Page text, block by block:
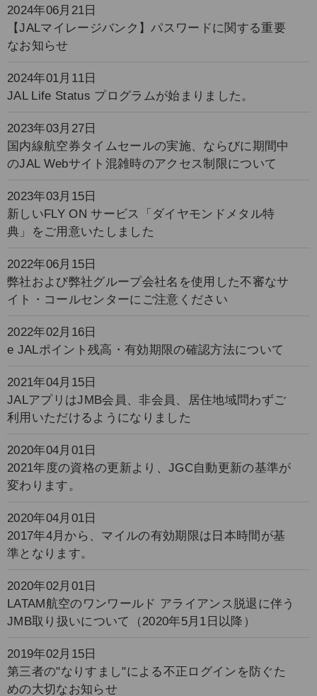
2024年06月21日
【JALマイレージバンク】パスワードに関する重要
なお知らせ
2024年01月11日
JAL Life Status プログラムが始まりました。
2023年03月27日
国内線航空券タイムセールの実施、ならびに期間中
のJAL Webサイト混雑時のアクセス制限について
2023年03月15日
新しいFLY ON サービス「ダイヤモンドメタル特
典」をご用意いたしました
2022年06月15日
弊社および弊社グループ会社名を使用した不審なサ
イト・コールセンターにご注意ください
2022年02月16日
e JALポイント残高・有効期限の確認方法について
2021年04月15日
JALアプリはJMB会員、非会員、居住地域問わずご
利用いただけるようになりました
2020年04月01日
2021年度の資格の更新より、JGC自動更新の基準が
変わります。
2020年04月01日
2017年4月から、マイルの有効期限は日本時間が基
準となります。
2020年02月01日
LATAM航空のワンワールド アライアンス脱退に伴う
JMB取り扱いについて（2020年5月1日以降）
2019年02月15日
第三者の"なりすまし"による不正ログインを防ぐた
めの大切なお知らせ